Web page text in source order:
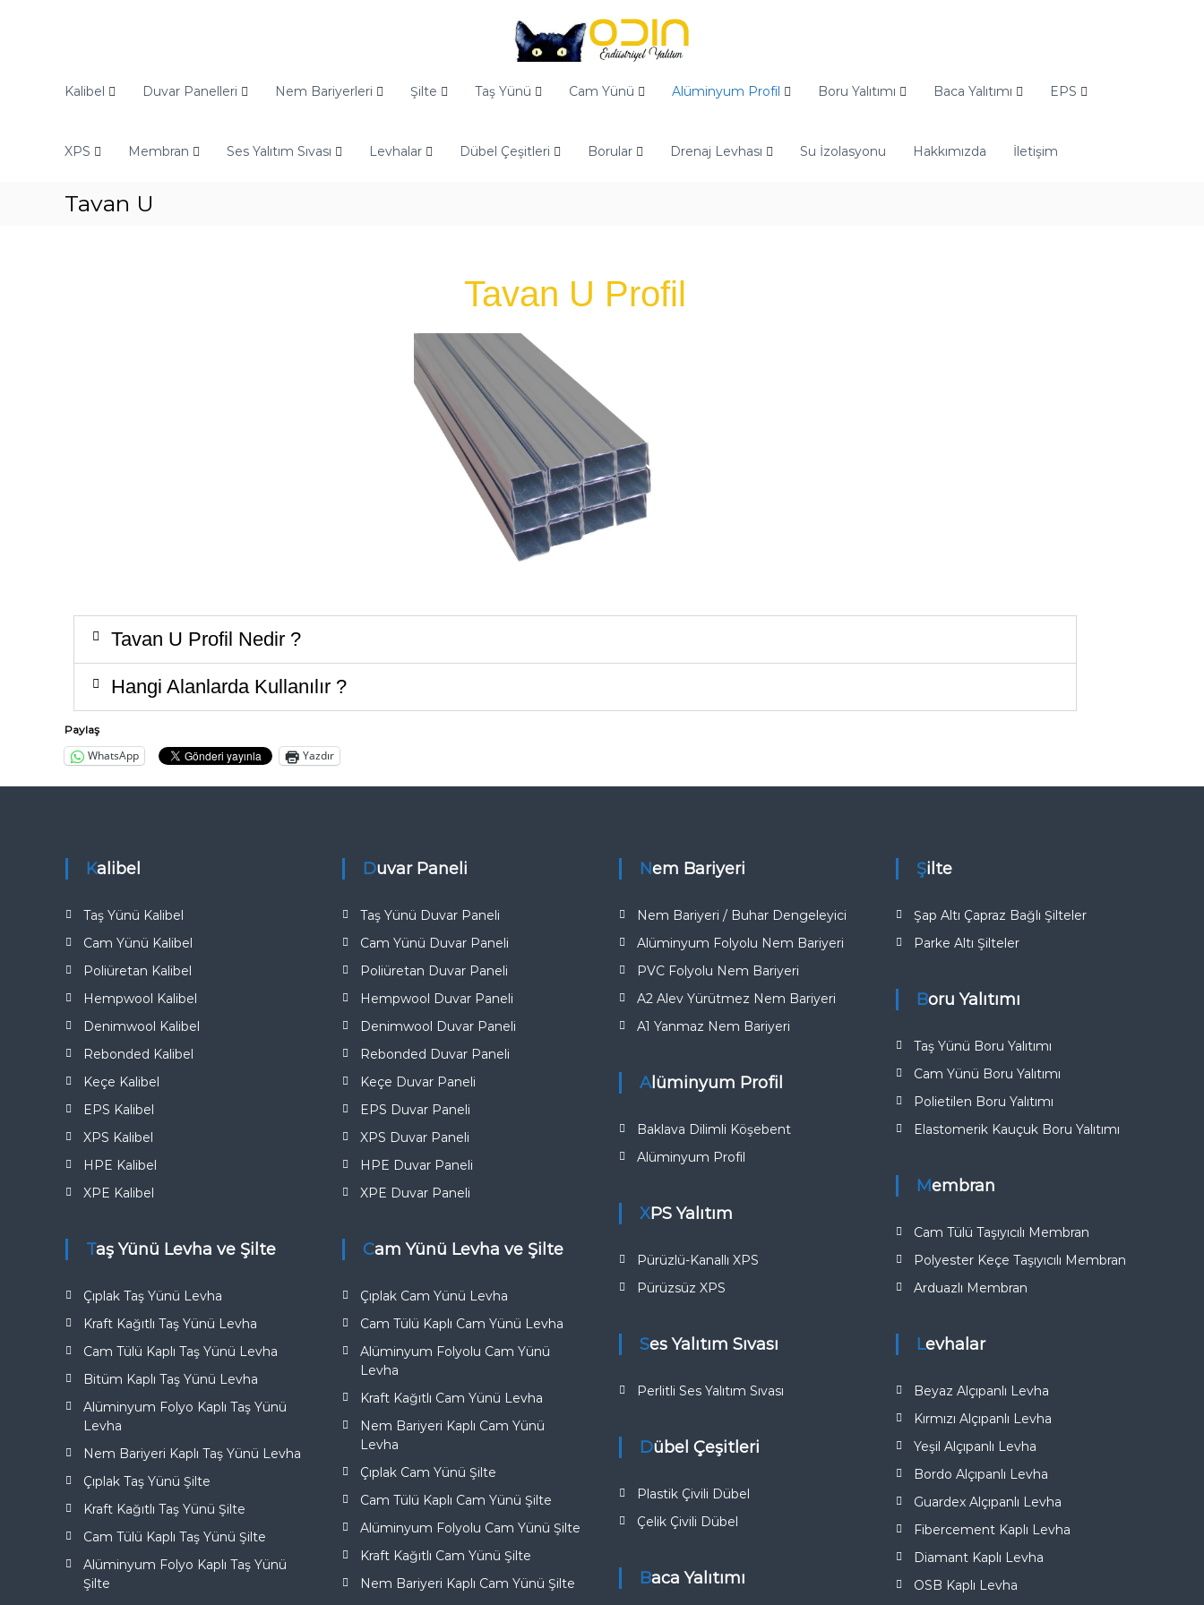
d
E
d
a
r
k
i
y
Kalibel Duvar Panelleri Nem Bariyerleri Şilte Taş Yünü Cam Yünü Alüminyum Profil Boru Yalıtımı Baca Yalıtımı EPS
XPS Membran Ses Yalıtım Sıvası Levhalar Dübel Çeşitleri Borular Drenaj Levhası Su İzolasyonu Hakkımızda İletişim
Tavan U
Tavan U Profil
Tavan U Profil Nedir ?
Hangi Alanlarda Kullanılır ?
Paylaş
WhatsApp Yazdır
Kalibel
Taş Yünü Kalibel
Cam Yünü Kalibel
Poliüretan Kalibel
Hempwool Kalibel
Denimwool Kalibel
Rebonded Kalibel
Keçe Kalibel
EPS Kalibel
XPS Kalibel
HPE Kalibel
XPE Kalibel
Taş Yünü Levha ve Şilte
Çıplak Taş Yünü Levha
Kraft Kağıtlı Taş Yünü Levha
Cam Tülü Kaplı Taş Yünü Levha
Bitüm Kaplı Taş Yünü Levha
Alüminyum Folyo Kaplı Taş Yünü
Levha
Nem Bariyeri Kaplı Taş Yünü Levha
Çıplak Taş Yünü Şilte
Kraft Kağıtlı Taş Yünü Şilte
Cam Tülü Kaplı Taş Yünü Şilte
Alüminyum Folyo Kaplı Taş Yünü
Şilte
Duvar Paneli
Taş Yünü Duvar Paneli
Cam Yünü Duvar Paneli
Poliüretan Duvar Paneli
Hempwool Duvar Paneli
Denimwool Duvar Paneli
Rebonded Duvar Paneli
Keçe Duvar Paneli
EPS Duvar Paneli
XPS Duvar Paneli
HPE Duvar Paneli
XPE Duvar Paneli
Cam Yünü Levha ve Şilte
Çıplak Cam Yünü Levha
Cam Tülü Kaplı Cam Yünü Levha
Alüminyum Folyolu Cam Yünü
Levha
Kraft Kağıtlı Cam Yünü Levha
Nem Bariyeri Kaplı Cam Yünü
Levha
Çıplak Cam Yünü Şilte
Cam Tülü Kaplı Cam Yünü Şilte
Alüminyum Folyolu Cam Yünü Şilte
Kraft Kağıtlı Cam Yünü Şilte
Nem Bariyeri Kaplı Cam Yünü Şilte
Nem Bariyeri
Nem Bariyeri / Buhar Dengeleyici
Alüminyum Folyolu Nem Bariyeri
PVC Folyolu Nem Bariyeri
A2 Alev Yürütmez Nem Bariyeri​
A1 Yanmaz Nem Bariyeri​
Alüminyum Profil
Baklava Dilimli Köşebent
Alüminyum Profil
XPS Yalıtım
Pürüzlü-Kanallı XPS
Pürüzsüz XPS
Ses Yalıtım Sıvası
Perlitli Ses Yalıtım Sıvası
Dübel Çeşitleri
Plastik Çivili Dübel
Çelik Çivili Dübel
Baca Yalıtımı
Şilte
Şap Altı Çapraz Bağlı Şilteler
Parke Altı Şilteler
Boru Yalıtımı
Taş Yünü Boru Yalıtımı
Cam Yünü Boru Yalıtımı
Polietilen Boru Yalıtımı
Elastomerik Kauçuk Boru Yalıtımı
Membran
Cam Tülü Taşıyıcılı Membran
Polyester Keçe Taşıyıcılı Membran
Arduazlı Membran
Levhalar
Beyaz Alçıpanlı Levha
Kırmızı Alçıpanlı Levha
Yeşil Alçıpanlı Levha
Bordo Alçıpanlı Levha
Guardex Alçıpanlı Levha
Fibercement Kaplı Levha
Diamant Kaplı Levha
OSB Kaplı Levha